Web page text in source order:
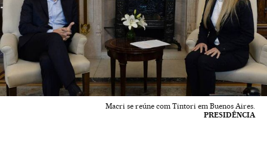
Macri se reúne com Tintori em Buenos Aires.
PRESIDÊNCIA